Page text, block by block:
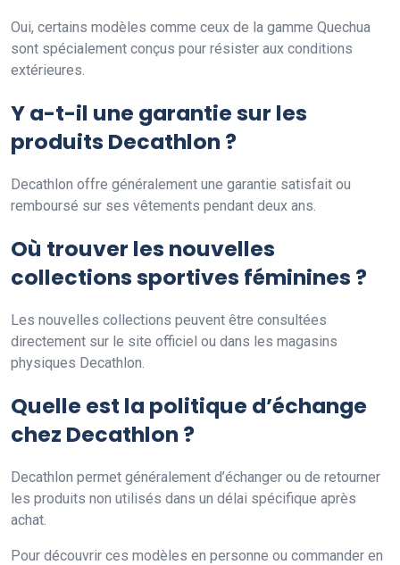
Oui, certains modèles comme ceux de la gamme Quechua
sont spécialement conçus pour résister aux conditions
extérieures.
Y a-t-il une garantie sur les
produits Decathlon ?
Decathlon offre généralement une garantie satisfait ou
remboursé sur ses vêtements pendant deux ans.
Où trouver les nouvelles
collections sportives féminines ?
Les nouvelles collections peuvent être consultées
directement sur le site officiel ou dans les magasins
physiques Decathlon.
Quelle est la politique d’échange
chez Decathlon ?
Decathlon permet généralement d’échanger ou de retourner
les produits non utilisés dans un délai spécifique après
achat.
Pour découvrir ces modèles en personne ou commander en